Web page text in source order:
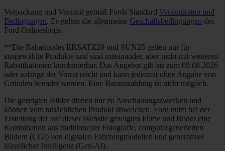
Verpackung und Versand gemäß Fords Standard Versandraten und
Bedingungen. Es gelten die allgemeine Geschäftsbedingungen des
Ford Onlineshops.
**Die Rabattcodes ERSATZ20 und SUN25 gelten nur für
ausgewählte Produkte und sind miteinander, aber nicht mit weiteren
Rabattkationen kombinierbar. Das Angebot gilt bis zum 09.08.2026
oder solange der Vorrat reicht und kann jederzeit ohne Angabe von
Gründen beendet werden. Eine Barauszahlung ist nicht möglich.
Die gezeigten Bilder dienen nur zu Anschauungszwecken und
können vom tatsächlichen Produkt abweichen. Ford nutzt bei der
Erstellung der auf dieser Website gezeigten Filme und Bilder eine
Kombination aus traditioneller Fotografie, computergenerierten
Bildern (CGI) von digitalen Fahrzeugmodellen und generativer
künstlicher Intelligenz (Gen-AI).